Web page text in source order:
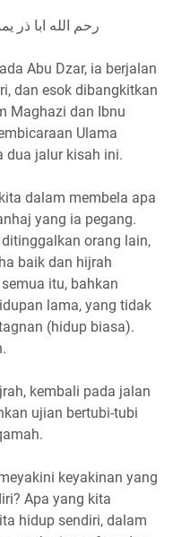
رحم الله ابا
Abu Dzar, ia berjalan
dan esok dibangkitkan
Maghazi dan Ibnu
Ulama
dua jalur kisah ini.
dalam membela apa
yang ia pegang.
orang lain,
baik dan hijrah
itu, bahkan
lama, yang tidak
(hidup biasa).
kembali pada jalan
ujian bertubi-tubi
keyakinan yang
Apa yang kita
hidup sendiri, dalam